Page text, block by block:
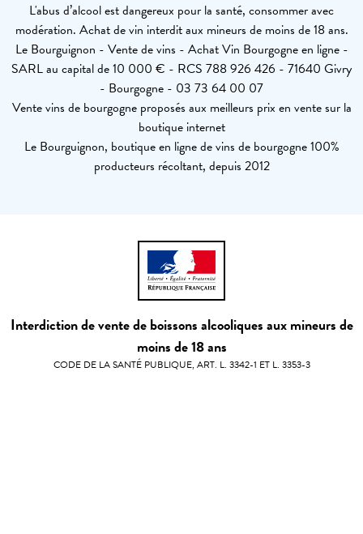
L'abus d’alcool est dangereux pour la santé, consommer avec
modération. Achat de vin interdit aux mineurs de moins de 18 ans.
Le Bourguignon - Vente de vins - Achat Vin Bourgogne en ligne -
SARL au capital de 10 000 € - RCS 788 926 426 - 71640 Givry
- Bourgogne - 03 73 64 00 07
Vente vins de bourgogne proposés aux meilleurs prix en vente sur la
boutique internet
Le Bourguignon, boutique en ligne de vins de bourgogne 100%
producteurs récoltant, depuis 2012
Interdiction de vente de boissons alcooliques aux mineurs de
moins de 18 ans
CODE DE LA SANTÉ PUBLIQUE, ART. L. 3342-1 ET L. 3353-3